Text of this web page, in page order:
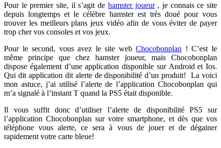
Pour le premier site, il s’agit de hamster joueur, je connais ce site
depuis longtemps et le célèbre hamster est très doué pour vous
trouver les meilleurs plans jeux vidéo afin de vous éviter de payer
trop cher vos consoles et vos jeux.
Pour le second, vous avez le site webChocobonplan ! C’est le
même principe que chez hamster joueur, mais Chocobonplan
dispose également d’une application disponible sur Android et Ios.
Qui dit application dit alerte de disponibilité d’un produit! La voici
mon astuce, j’ai utilisé l’alerte de l’application Chocobonplan qui
m’a signalé à l’instant T quand la PS5 était disponible.
Il vous suffit donc d’utiliser l’alerte de disponibilité PS5 sur
l’application Chocobonplan sur votre smartphone, et dès que vos
téléphone vous alerte, ce sera à vous de jouer et de dégainer
rapidement votre carte bleue!